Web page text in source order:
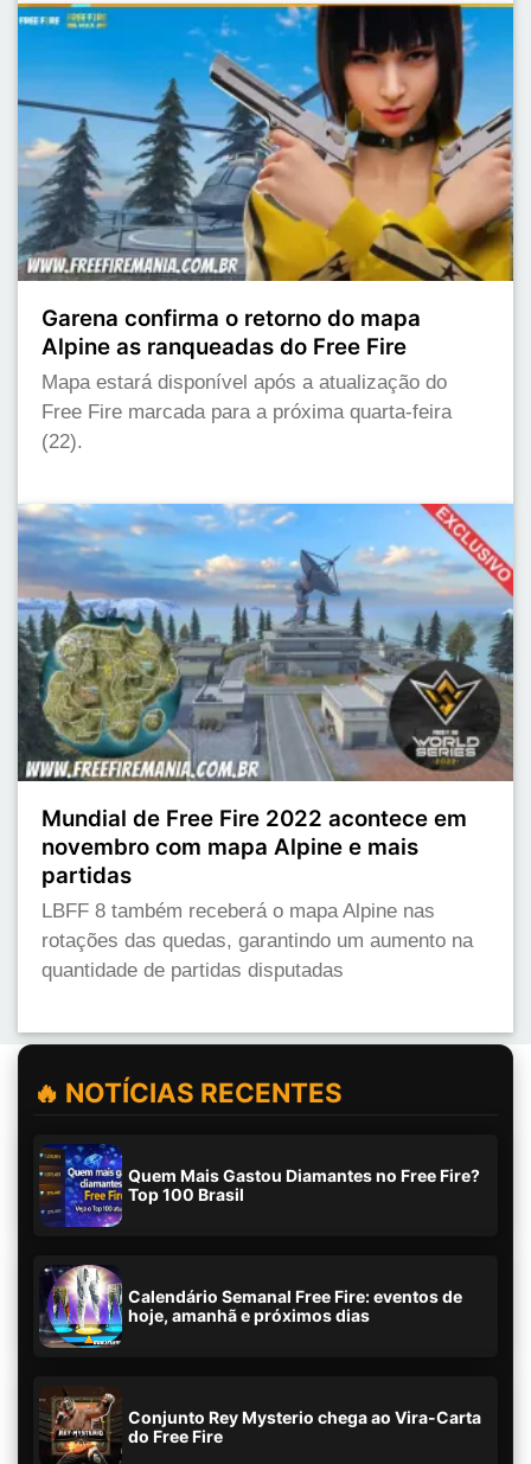
Garena confirma o retorno do mapa
Alpine as ranqueadas do Free Fire
Mapa estará disponível após a atualização do
Free Fire marcada para a próxima quarta-feira
(22).
Mundial de Free Fire 2022 acontece em
novembro com mapa Alpine e mais
partidas
LBFF 8 também receberá o mapa Alpine nas
rotações das quedas, garantindo um aumento na
quantidade de partidas disputadas
🔥 NOTÍCIAS RECENTES
Quem Mais Gastou Diamantes no Free Fire?
Top 100 Brasil
Calendário Semanal Free Fire: eventos de
hoje, amanhã e próximos dias
Conjunto Rey Mysterio chega ao Vira-Carta
do Free Fire